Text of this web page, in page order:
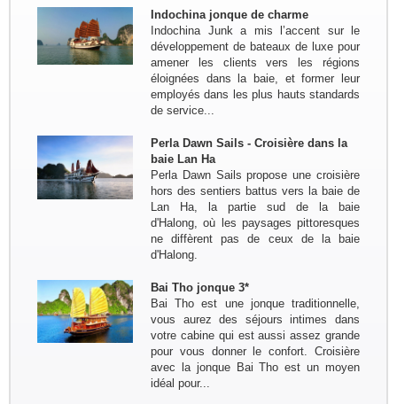
17pax
Decouverte du Nord du Vietnam:
Marseille - Hanoi - Nghia Lo - Mu
Cang Chai - Sapa - BacHa - Thong
Nguyen - Ha Giang - Dong Van - Bao
Lac - Ba Be - Hanoi - Baie...
Groupe : Pierre DEGEMBE avec
Voyage du nord au centre du 7 avril
au 19 avril : Bruxelles - Hanoi - Mai
Chau -PuLuong - Tam Coc -baie de
Halong - Hue - HoiAn - Hanoi -
Bruxelles
Groupe : Mme / Mr THOME et ses
amis (4 personnes)
Voyage à la carte du nord au sud du
Hich - Pu Luong - Tam Coc - Baie de
Lan Ha ( Bateau Perla Dawn Sails) -
Train pour...
Groupe: Mr et Mme Alain et
Catherine LEFBVRE
Voyage dans le nord pour decouvrir
les ethnies du nord: Bruxelles -
Indochina jonque de charme
Indochina Junk a mis l’accent sur le
développement de bateaux de luxe pour
amener les clients vers les régions
éloignées dans la baie, et former leur
employés dans les plus hauts standards
de service...
Perla Dawn Sails - Croisière dans la
baie Lan Ha
Perla Dawn Sails propose une croisière
hors des sentiers battus vers la baie de
Lan Ha, la partie sud de la baie
d'Halong, où les paysages pittoresques
ne diffèrent pas de ceux de la baie
d'Halong.
Bai Tho jonque 3*
Bai Tho est une jonque traditionnelle,
vous aurez des séjours intimes dans
votre cabine qui est aussi assez grande
pour vous donner le confort. Croisière
avec la jonque Bai Tho est un moyen
idéal pour...